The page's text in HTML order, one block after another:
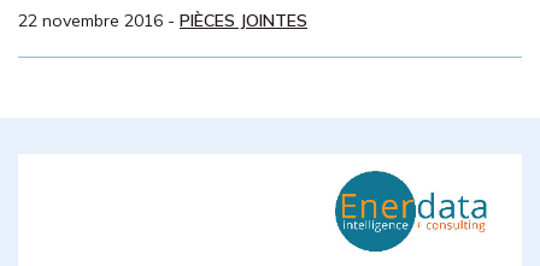
22 novembre 2016 - PIÈCES JOINTES